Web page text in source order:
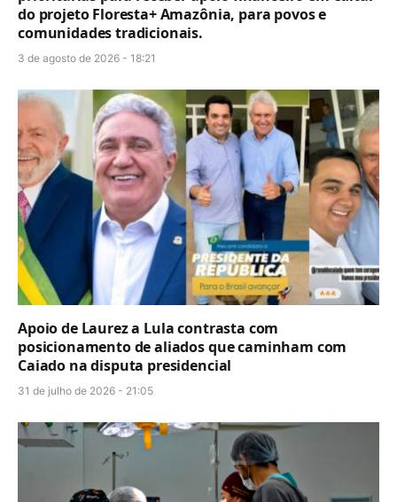
do projeto Floresta+ Amazônia, para povos e
comunidades tradicionais.
3 de agosto de 2026 - 18:21
Apoio de Laurez a Lula contrasta com
posicionamento de aliados que caminham com
Caiado na disputa presidencial
31 de julho de 2026 - 21:05